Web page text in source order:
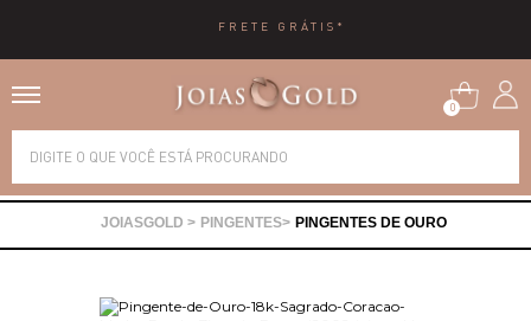
0
PINGENTES PINGENTES DE OURO
Alianças
Brincos